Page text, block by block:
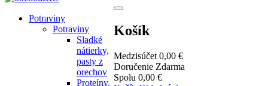
Košík
Medzisúčet 0,00 €
Doručenie Zdarma
Spolu 0,00 €
Potraviny
Potraviny
Sladké
nátierky,
pasty z
orechov
Proteíny,